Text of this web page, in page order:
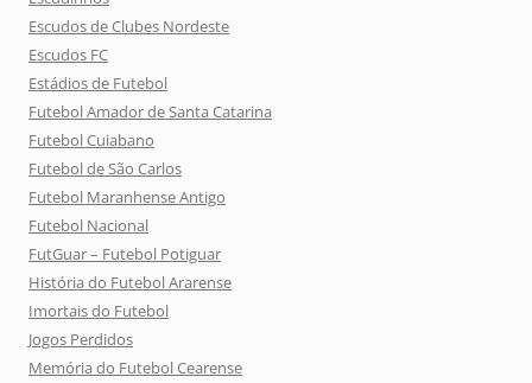
Escudos de Clubes Nordeste
Escudos FC
Estádios de Futebol
Futebol Amador de Santa Catarina
Futebol Cuiabano
Futebol de São Carlos
Futebol Maranhense Antigo
Futebol Nacional
FutGuar – Futebol Potiguar
História do Futebol Ararense
Imortais do Futebol
Jogos Perdidos
Memória do Futebol Cearense